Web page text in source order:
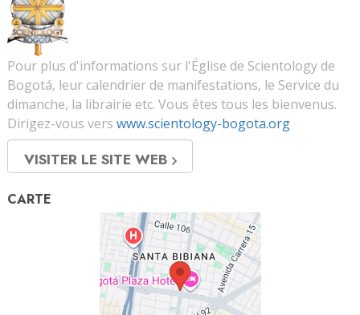
Pour plus d'informations sur l'Église de Scientology de
Bogotá, leur calendrier de manifestations, le Service du
dimanche, la librairie etc. Vous êtes tous les bienvenus.
Dirigez-vous vers www.scientology-bogota.org
VISITER LE SITE WEB
CARTE